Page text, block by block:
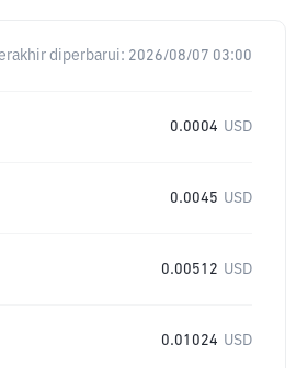
diperbarui: 2026/08/07 03:00
0.0004 USD
0.0045 USD
0.00512 USD
0.01024 USD